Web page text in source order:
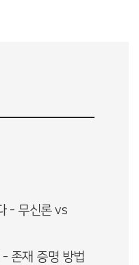
- 무신론 vs
존재 증명 방법